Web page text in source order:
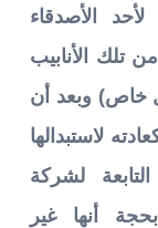
الأصدقاء
تلك الأنابيب
خاص) وبعد أن
لاستبدالها
لشركة
أنها غير